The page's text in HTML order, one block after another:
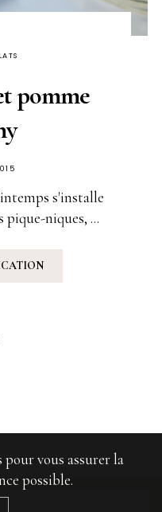
pomme
s'installe
pique-niques, ...
vous assurer la
possible.